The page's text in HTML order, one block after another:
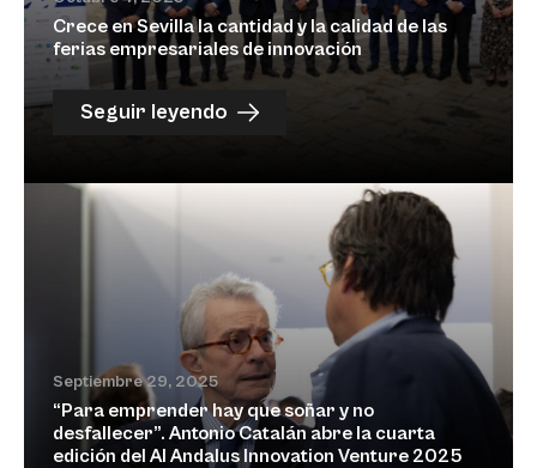
Crece en Sevilla la cantidad y la calidad de las
ferias empresariales de innovación
Seguir leyendo
Septiembre 29, 2025
“Para emprender hay que soñar y no
desfallecer”. Antonio Catalán abre la cuarta
edición del Al Andalus Innovation Venture 2025